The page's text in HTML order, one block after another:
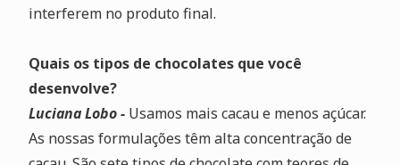
interferem no produto final.
Quais os tipos de chocolates que você
desenvolve?
Luciana Lobo - Usamos mais cacau e menos açúcar.
As nossas formulações têm alta concentração de